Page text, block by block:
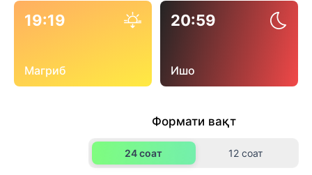
19:19
Магриб
20:59
Ишо
Формати вақт
24 соат 12 соат